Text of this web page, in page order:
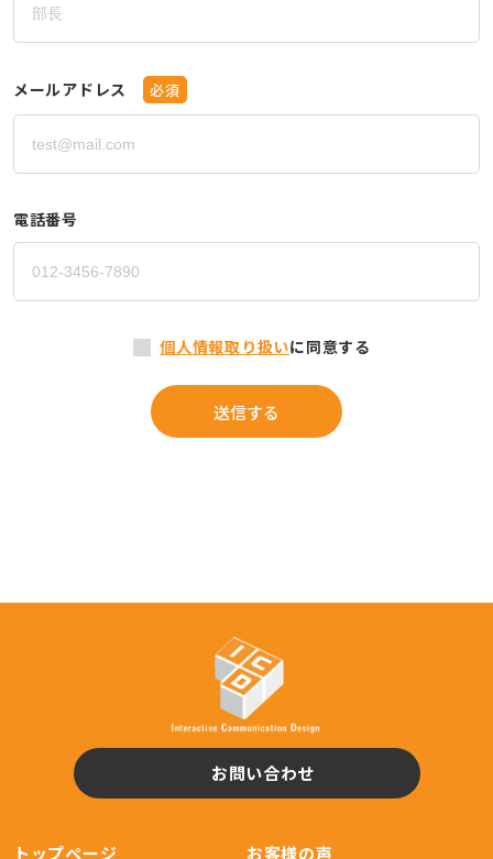
メールアドレス 必須
電話番号
個人情報取り扱いに同意する
お問い合わせ
トップページ お客様の声